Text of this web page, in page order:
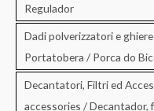
Regulador
Dadi polverizzatori e
Portatobera / Porca do
Decantatori, Filtri ed
accessories /